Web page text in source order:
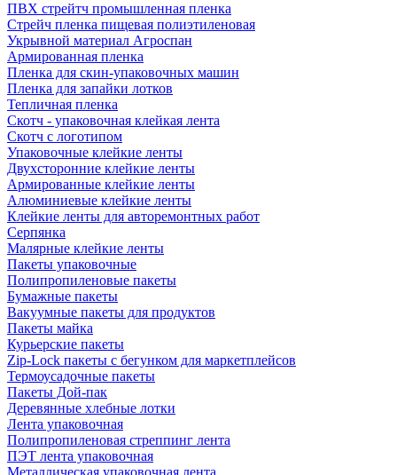
ПВХ стрейтч промышленная пленка
Стрейч пленка пищевая полиэтиленовая
Укрывной материал Агроспан
Армированная пленка
Пленка для скин-упаковочных машин
Пленка для запайки лотков
Тепличная пленка
Скотч - упаковочная клейкая лента
Скотч с логотипом
Упаковочные клейкие ленты
Двухсторонние клейкие ленты
Армированные клейкие ленты
Алюминиевые клейкие ленты
Клейкие ленты для авторемонтных работ
Серпянка
Малярные клейкие ленты
Пакеты упаковочные
Полипропиленовые пакеты
Бумажные пакеты
Вакуумные пакеты для продуктов
Пакеты майка
Курьерские пакеты
Zip-Lock пакеты с бегунком для маркетплейсов
Термоусадочные пакеты
Пакеты Дой-пак
Деревянные хлебные лотки
Лента упаковочная
Полипропиленовая стреппинг лента
ПЭТ лента упаковочная
Металлическая упаковочная лента